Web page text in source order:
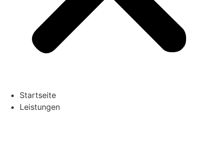
Startseite
Leistungen